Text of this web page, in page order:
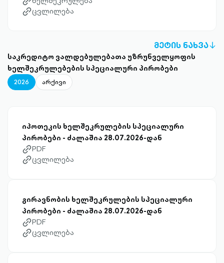
link-diagonal-outlined
ცვლილება
ᲛᲔᲢᲘᲡ ᲜᲐᲮᲕᲐ
საკრედიტო ვალდებულებათა უზრუნველყოფის
ხელშეკრულებების სპეციალური პირობები
2026 არქივი
იპოთეკის ხელშეკრულების სპეციალური
პირობები - ძალაშია 28.07.2026-დან
link-diagonal-outlined
PDF
link-diagonal-outlined
ცვლილება
გირავნობის ხელშეკრულების სპეციალური
პირობები - ძალაშია 28.07.2026-დან
link-diagonal-outlined
PDF
link-diagonal-outlined
ცვლილება